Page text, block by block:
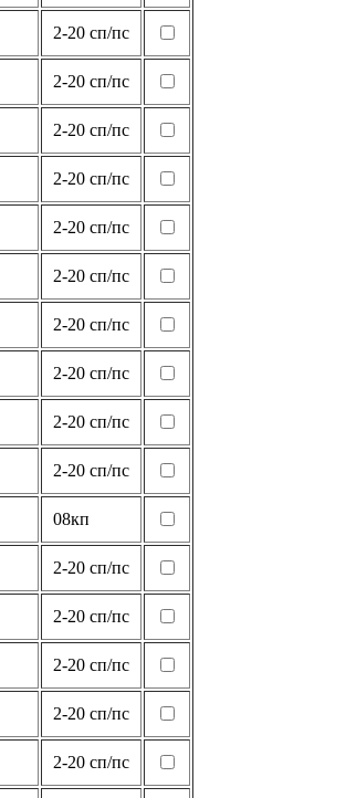
2-20 сп/пс
2-20 сп/пс
2-20 сп/пс
2-20 сп/пс
2-20 сп/пс
2-20 сп/пс
2-20 сп/пс
2-20 сп/пс
2-20 сп/пс
2-20 сп/пс
08кп
2-20 сп/пс
2-20 сп/пс
2-20 сп/пс
2-20 сп/пс
2-20 сп/пс